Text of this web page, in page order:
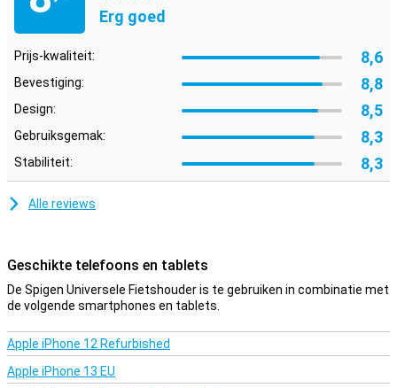
Erg goed
Prijs-kwaliteit: 8,6
Bevestiging: 8,8
Design: 8,5
Gebruiksgemak: 8,3
Stabiliteit: 8,3
Alle reviews
Geschikte telefoons en tablets
De Spigen Universele Fietshouder is te gebruiken in combinatie met
de volgende smartphones en tablets.
Apple iPhone 12 Refurbished
Apple iPhone 13 EU